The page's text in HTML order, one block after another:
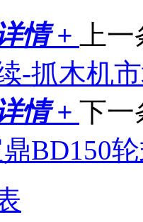
情 + 上
-抓木机
情 + 下一
鼎BD150